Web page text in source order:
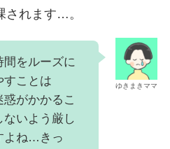
されます…。
ゆきまきママ
間をルーズに
すことは
がかかるこ
ないよう厳し
よね…きっ